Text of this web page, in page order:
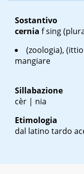
Sostantivo
cernia f sing
(zoologia),
mangiare
Sillabazione
cèr | nia
Etimologia
dal latino tardo